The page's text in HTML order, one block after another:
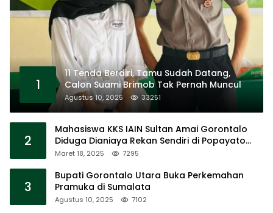
1
11 Tenda Berdiri, Tamu Sudah Datang,
Calon Suami Brimob Tak Pernah Muncul
Agustus 10, 2025 33251
2
Mahasiswa KKS IAIN Sultan Amai Gorontalo
Diduga Dianiaya Rekan Sendiri di Popayato
Barat
Maret 18, 2025 7295
3
Bupati Gorontalo Utara Buka Perkemahan
Pramuka di Sumalata
Agustus 10, 2025 7102